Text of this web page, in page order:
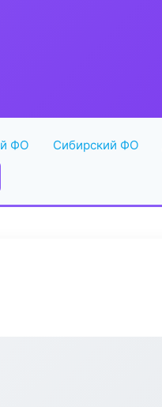
ФО Сибирский ФО